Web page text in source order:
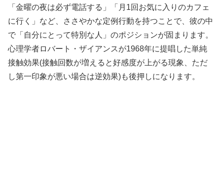
「金曜の夜は必ず電話する」「月1回お気に入りのカフェ
に行く」など、ささやかな定例行動を持つことで、彼の中
で「自分にとって特別な人」のポジションが固まります。
心理学者ロバート・ザイアンスが1968年に提唱した単純
接触効果(接触回数が増えると好感度が上がる現象、ただ
し第一印象が悪い場合は逆効果)も後押しになります。